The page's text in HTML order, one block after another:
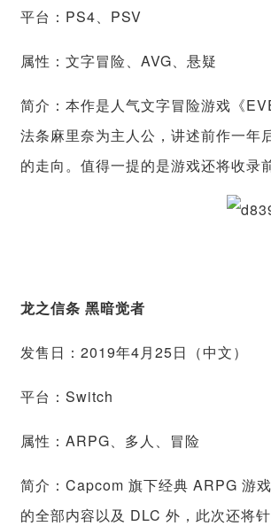
平台：PS4、PSV
属性：文字冒险、AVG、悬疑
简介：本作是人气文字冒险游戏《
法条麻里奈为主人公，讲述前作一年
的走向。值得一提的是游戏还将收
龙之信条 黑暗觉者
发售日：2019年4月25日（中文）
平台：Switch
属性：ARPG、多人、冒险
简介：Capcom 旗下经典 ARPG 游
的全部内容以及 DLC 外，此次还将